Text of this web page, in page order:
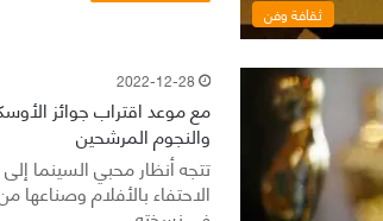
ثقافة وفن
2022-12-28
مع موعد اقتراب جوائز
والنجوم المرشحين
تتجه أنظار محبي السينما
الاحتفاء بالأفلام وصناعها